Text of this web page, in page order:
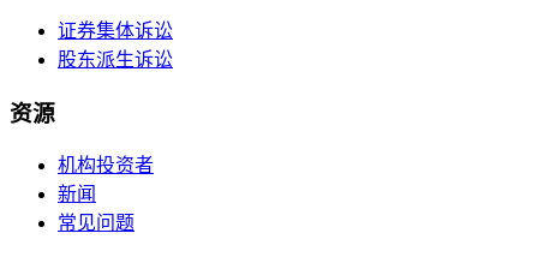
证券集体诉讼
股东派生诉讼
资源
机构投资者
新闻
常见问题